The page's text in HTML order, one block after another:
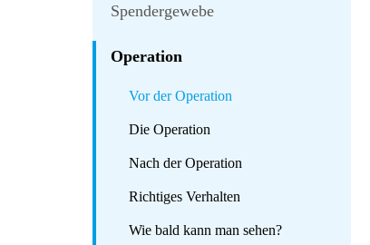
Spendergewebe
Operation
Vor der Operation
Die Operation
Nach der Operation
Richtiges Verhalten
Wie bald kann man sehen?